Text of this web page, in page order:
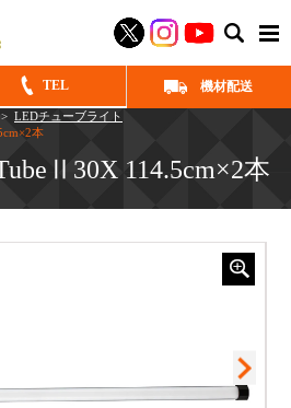
TEL 機材配送
> LEDチューブライト
本
114.5cm×2本